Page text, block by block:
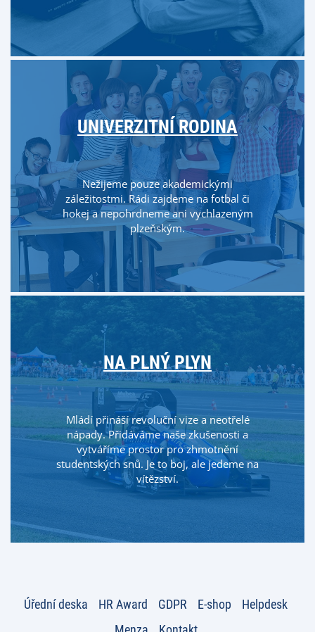
UNIVERZITNÍ RODINA
Nežijeme pouze akademickými
záležitostmi. Rádi zajdeme na fotbal či
hokej a nepohrdneme ani vychlazeným
plzeňským.
NA PLNÝ PLYN
Mládí přináší revoluční vize a neotřelé
nápady. Přidáváme naše zkušenosti a
vytváříme prostor pro zhmotnění
studentských snů. Je to boj, ale jedeme na
vítězství.
Úřední deska HR Award GDPR E-shop
Helpdesk